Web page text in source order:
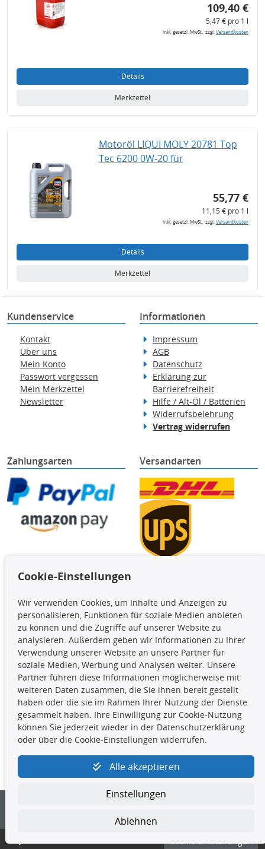
109,40 €
5,47 € pro 1 l
inkl. gesetzl. MwSt., zzgl.Versandkosten
Details
Merkzettel
Motoröl LIQUI MOLY 20781 Top
Tec 6200 0W-20 für
55,77 €
11,15 € pro 1 l
inkl. gesetzl. MwSt., zzgl.Versandkosten
Details
Merkzettel
Kundenservice
Kontakt
Über uns
Mein Konto
Passwort vergessen
Mein Merkzettel
Newsletter
Informationen
Impressum
AGB
Datenschutz
Erklärung zur
Barrierefreiheit
Hilfe / Alt-Öl / Batterien
Widerrufsbelehrung
Vertrag widerrufen
Zahlungsarten Versandarten
Die hier angezeigten Daten,
insbesondere die gesamte Datenbank,
dürfen nicht kopiert werden. Es ist zu
unterlassen, die Daten oder die gesamte Datenbank ohne
vorherige Zustimmung TecDocs zu vervielfältigen, zu
verbreiten und/oder diese Handlungen durch Dritte ausführen
zu lassen. Ein Zuwiderhandeln stellt eine
Urheberrechtsverletzung dar und wird verfolgt.
Kontakt
4yourcar GmbH | Avidesweg 1 | 27386 Hemsbünde |
kundenservice@4yourcar.de
Cookie-Einstellungen
Cookie-Einstellungen
Wir verwenden Cookies, um Inhalte und Anzeigen zu
personalisieren, Funktionen für soziale Medien anbieten
zu können und die Zugriffe auf unserer Website zu
analysieren. Außerdem geben wir Informationen zu Ihrer
Verwendung unserer Website an unsere Partner für
soziale Medien, Werbung und Analysen weiter. Unsere
Partner führen diese Informationen möglicherweise mit
weiteren Daten zusammen, die Sie ihnen bereit gestellt
haben oder die sie im Rahmen Ihrer Nutzung der Dienste
gesammelt haben. Ihre Einwilligung zur Cookie-Nutzung
können Sie jederzeit wieder in der Datenschutzerklärung
oder über die Cookie-Einstellungen widerrufen.
Alle akzeptieren
Einstellungen
Ablehnen